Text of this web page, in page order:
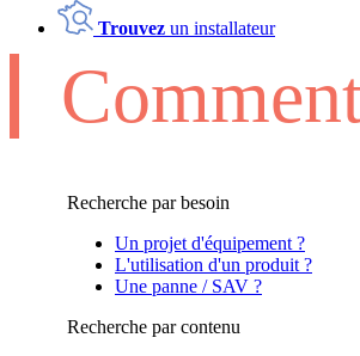
Trouvez un installateur
Recherche par besoin
Un projet d'équipement ?
L'utilisation d'un produit ?
Une panne / SAV ?
Recherche par contenu